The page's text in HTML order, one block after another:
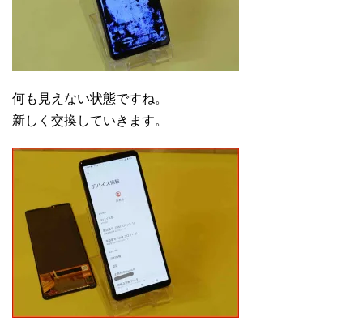
何も見えない状態ですね。
新しく交換していきます。